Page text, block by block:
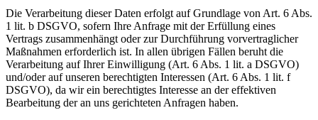
Die Verarbeitung dieser Daten erfolgt auf Grundlage von Art. 6 Abs.
1 lit. b DSGVO, sofern Ihre Anfrage mit der Erfüllung eines
Vertrags zusammenhängt oder zur Durchführung vorvertraglicher
Maßnahmen erforderlich ist. In allen übrigen Fällen beruht die
Verarbeitung auf Ihrer Einwilligung (Art. 6 Abs. 1 lit. a DSGVO)
und/oder auf unseren berechtigten Interessen (Art. 6 Abs. 1 lit. f
DSGVO), da wir ein berechtigtes Interesse an der effektiven
Bearbeitung der an uns gerichteten Anfragen haben.